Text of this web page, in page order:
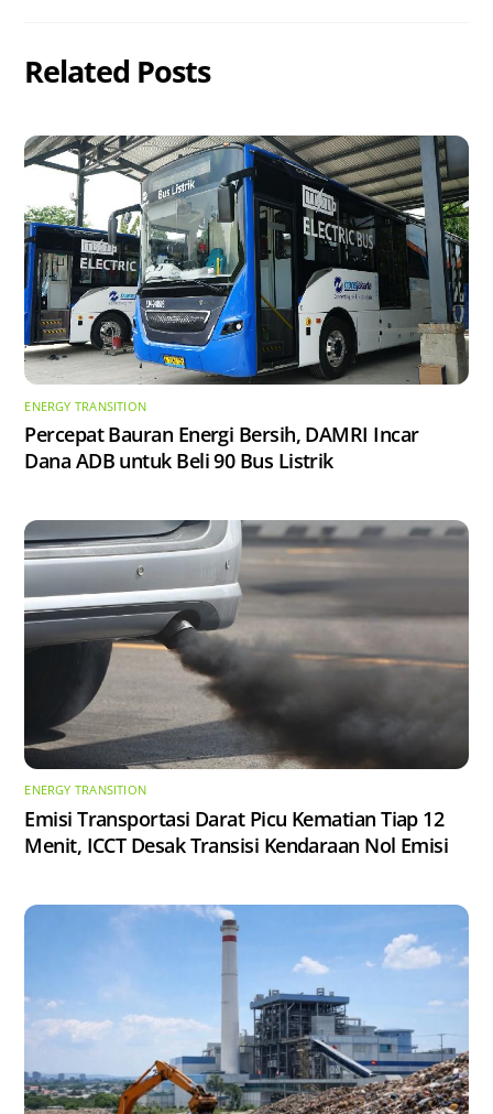
Related Posts
ENERGY TRANSITION
Percepat Bauran Energi Bersih, DAMRI Incar
Dana ADB untuk Beli 90 Bus Listrik
ENERGY TRANSITION
Emisi Transportasi Darat Picu Kematian Tiap 12
Menit, ICCT Desak Transisi Kendaraan Nol Emisi